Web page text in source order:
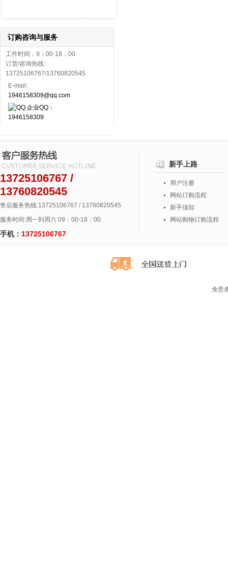
订购咨询与服务
工作时间：9：00-18：00
订货/咨询热线:
13725106767/13760820545
E-mail:
1946158309@qq.com
企业QQ：
1946158309
13725106767 /
13760820545
售后服务热线:13725106767 / 13760820545
服务时间:周一到周六 09：00-18：00
手机： 13725106767
新手上路
用户注册
网站订购流程
新手须知
网站购物订购流程
免责